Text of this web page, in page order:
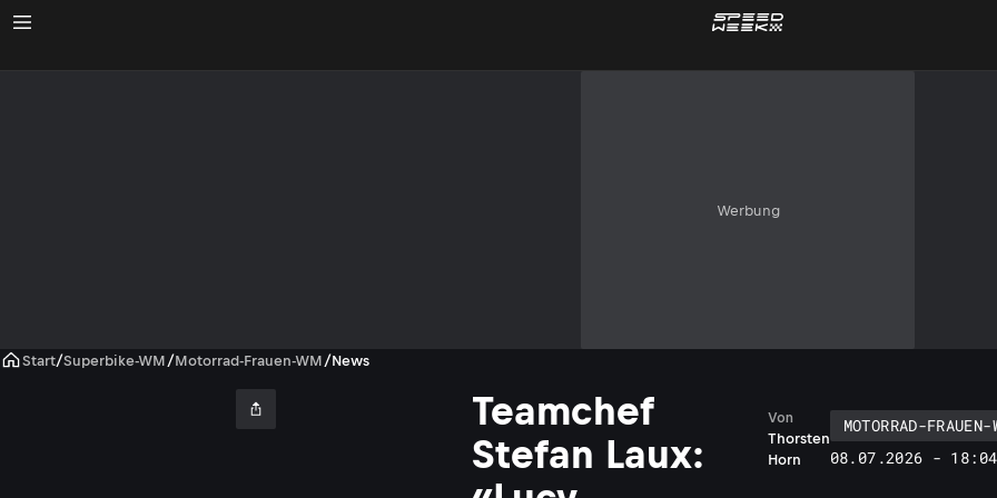
Werbung
Start/Superbike-WM /Motorrad-Frauen-WM /News
Teamchef
Stefan Laux:
Thorsten
Horn
Von
MOTORRAD-FRAUEN-
08.07.2026 - 18:04